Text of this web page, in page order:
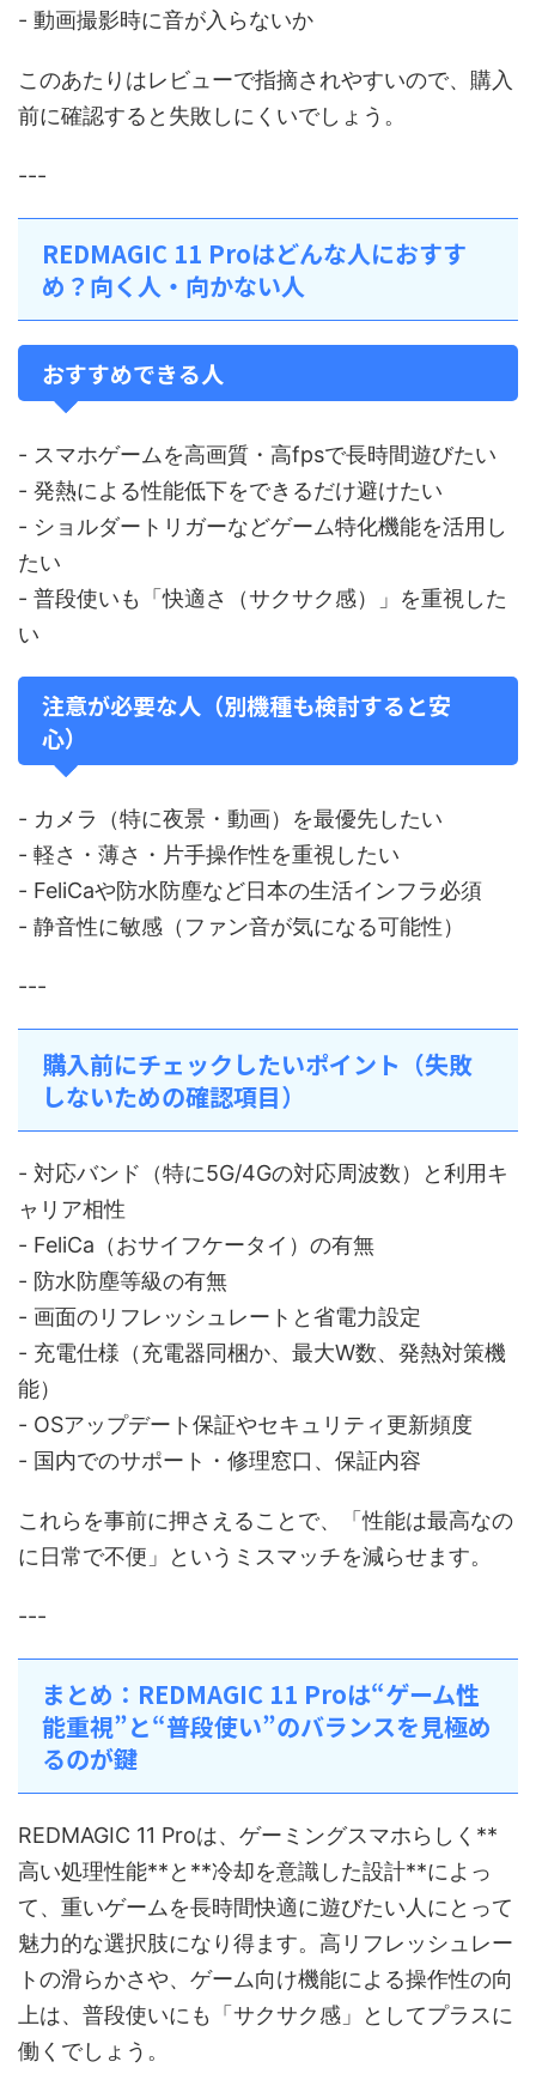
- 動画撮影時に音が入らないか
このあたりはレビューで指摘されやすいので、購入
前に確認すると失敗しにくいでしょう。
---
REDMAGIC 11 Proはどんな人におすす
め？向く人・向かない人
おすすめできる人
- スマホゲームを高画質・高fpsで長時間遊びたい
- 発熱による性能低下をできるだけ避けたい
- ショルダートリガーなどゲーム特化機能を活用し
たい
- 普段使いも「快適さ（サクサク感）」を重視した
い
注意が必要な人（別機種も検討すると安
心）
- カメラ（特に夜景・動画）を最優先したい
- 軽さ・薄さ・片手操作性を重視したい
- FeliCaや防水防塵など日本の生活インフラ必須
- 静音性に敏感（ファン音が気になる可能性）
---
購入前にチェックしたいポイント（失敗
しないための確認項目）
- 対応バンド（特に5G/4Gの対応周波数）と利用キ
ャリア相性
- FeliCa（おサイフケータイ）の有無
- 防水防塵等級の有無
- 画面のリフレッシュレートと省電力設定
- 充電仕様（充電器同梱か、最大W数、発熱対策機
能）
- OSアップデート保証やセキュリティ更新頻度
- 国内でのサポート・修理窓口、保証内容
これらを事前に押さえることで、「性能は最高なの
に日常で不便」というミスマッチを減らせます。
---
まとめ：REDMAGIC 11 Proは“ゲーム性
能重視”と“普段使い”のバランスを見極め
るのが鍵
REDMAGIC 11 Proは、ゲーミングスマホらしく**
高い処理性能**と**冷却を意識した設計**によっ
て、重いゲームを長時間快適に遊びたい人にとって
魅力的な選択肢になり得ます。高リフレッシュレー
トの滑らかさや、ゲーム向け機能による操作性の向
上は、普段使いにも「サクサク感」としてプラスに
働くでしょう。